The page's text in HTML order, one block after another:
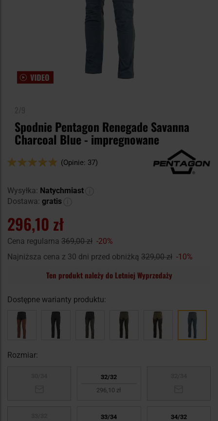
Spodnie Pentagon Renegade Savanna
Charcoal Blue - impregnowane
Ocena:
(Opinie: 37)
Wysyłka: Natychmiast
Dostawa: gratis
296,10 zł
Cena regularna 369,00 zł -20%
Najniższa cena z 30 dni przed obniżką 329,00 zł -10%
Ten produkt należy do Letniej Wyprzedaży
Dostępne warianty produktu:
Rozmiar:
32/32
296,10 zł
33/34
34/32